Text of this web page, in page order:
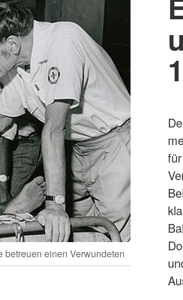
einen Verwundeten